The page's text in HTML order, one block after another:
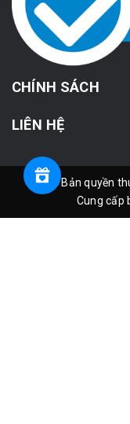
CHÍNH SÁCH
LIÊN HỆ
© Bản quyền
Cung cấp